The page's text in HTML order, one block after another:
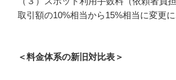
取引額の10%相当から15%相当に変更に
＜料金体系の新旧対比表＞